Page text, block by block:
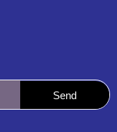
Send